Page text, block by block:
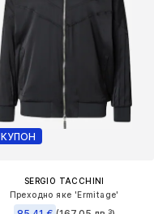
КУПОН
SERGIO TACCHINI
Преходно яке 'Ermitage'